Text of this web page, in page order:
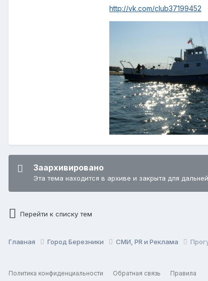
http://vk.com/club37199452
Заархивировано
Эта тема находится в архиве и закрыта для
Перейти к списку тем
Главная Город Березники СМИ, PR и Реклама
Политика конфиденциальности Обратная связь Правила